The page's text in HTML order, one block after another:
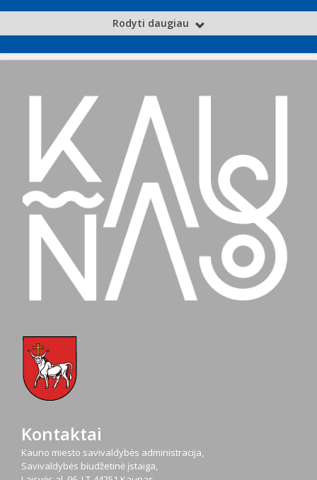
Rodyti daugiau
Kontaktai
Kauno miesto savivaldybės administracija,
Savivaldybės biudžetinė įstaiga,